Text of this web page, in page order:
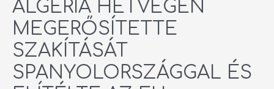
ALGÉRIA HÉTVÉGÉN
MEGERŐSÍTETTE
SZAKÍTÁSÁT
SPANYOLORSZÁGGAL ÉS